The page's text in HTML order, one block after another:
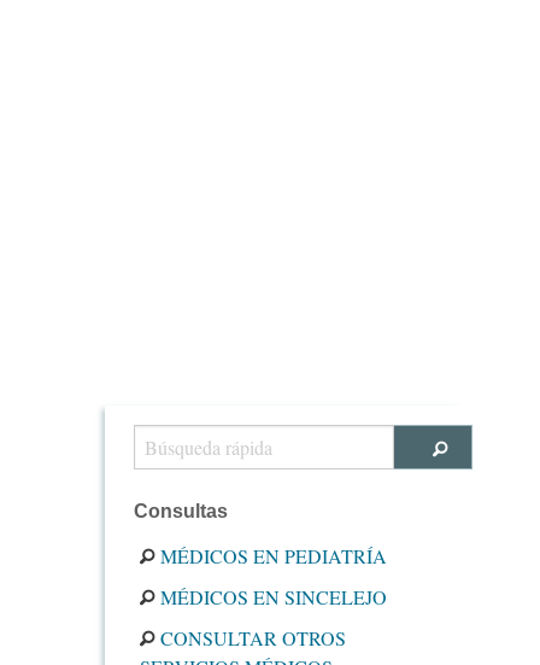
Consultas
MÉDICOS EN PEDIATRÍA
MÉDICOS EN SINCELEJO
CONSULTAR OTROS